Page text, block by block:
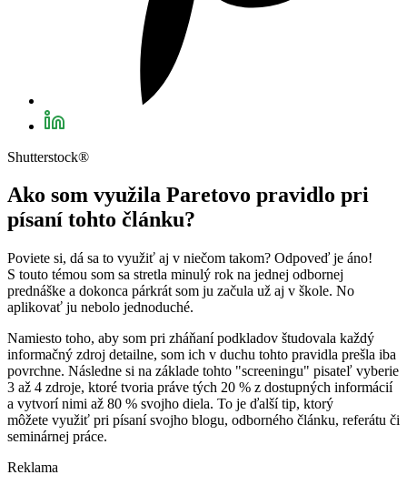
Shutterstock®
Ako som využila Paretovo pravidlo pri
písaní tohto článku?
Poviete si, dá sa to využiť aj v niečom takom? Odpoveď je áno!
S touto témou som sa stretla minulý rok na jednej odbornej
prednáške a dokonca párkrát som ju začula už aj v škole. No
aplikovať ju nebolo jednoduché.
Namiesto toho, aby som pri zháňaní podkladov študovala každý
informačný zdroj detailne, som ich v duchu tohto pravidla prešla iba
povrchne. Následne si na základe tohto "screeningu" pisateľ vyberie
3 až 4 zdroje, ktoré tvoria práve tých 20 % z dostupných informácií
a vytvorí nimi až 80 % svojho diela. To je ďalší tip, ktorý
môžete využiť pri písaní svojho blogu, odborného článku, referátu či
seminárnej práce.
Reklama